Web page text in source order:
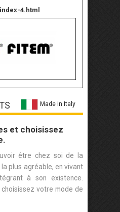
4.html
Made in Italy
et choisissez
être chez soi de la
plus agréable, en vivant
à son existence.
choisissez votre mode de